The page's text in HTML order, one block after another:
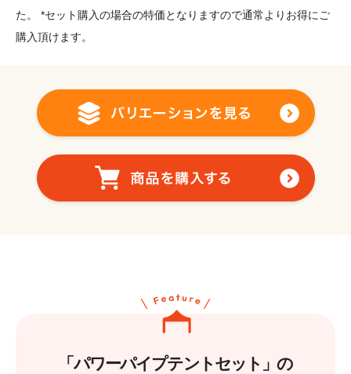
た。 *セット購入の場合の特価となりますので通常よりお得にご
購入頂けます。
「パワーパイプテントセット」の